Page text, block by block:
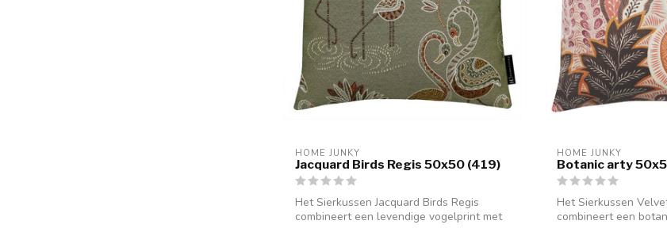
HOME JUNKY
Jacquard Birds Regis 50x50 (419)
Het Sierkussen Jacquard Birds Regis
combineert een levendige vogelprint met
HOME JUNKY
Botanic arty
Het Sierkussen
combineert een